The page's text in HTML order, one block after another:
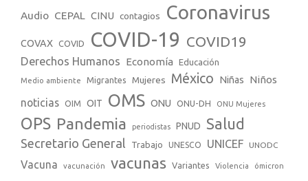
Audio CEPAL CINU contagios Coronavirus
COVAX COVID COVID-19 COVID19
Derechos Humanos Economía Educación
Medio ambiente Migrantes Mujeres México Niñas Niños
noticias OIM OIT OMS ONU ONU-DH ONU Mujeres
OPS Pandemia periodistas PNUD Salud
Secretario General Trabajo UNESCO UNICEF UNODC
Vacuna vacunación vacunas Variantes Violencia ómicron